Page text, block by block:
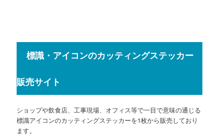
標識・アイコンのカッティングステッカー
販売サイト
ショップや飲食店、工事現場、オフィス等で一目で意味の通じる
標識アイコンのカッティングステッカーを1枚から販売しており
ます。